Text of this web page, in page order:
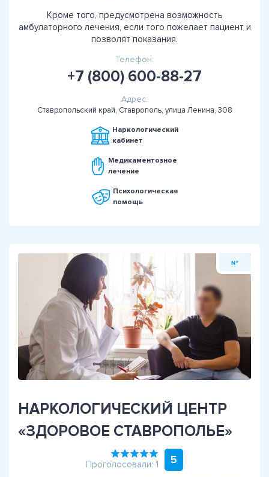
Кроме того, предусмотрена возможность
амбулаторного лечения, если того пожелает пациент и
позволят показания.
Телефон:
+7 (800) 600-88-27
Адрес:
Ставропольский край, Ставрополь, улица Ленина, 308
Наркологический
кабинет
Медикаментозное
лечение
Психологическая
помощь
№
НАРКОЛОГИЧЕСКИЙ ЦЕНТР
«ЗДОРОВОЕ СТАВРОПОЛЬЕ»
Проголосовали: 1 5